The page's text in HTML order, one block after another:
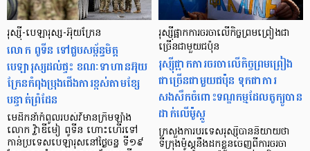
រុស្ស៊ី-បេឡារុស្ស-អ៊ុយក្រែន
លោក ពូទីន ទៅជួបសម្ព័ន្ធមិត្ត
បេឡារុស្សដល់ផ្ទះ ខណៈទាហានអ៊ុយ
ក្រែនកំពុងប្រុងជើងការខ្ពស់តាមខ្សែ
បន្ទាត់ព្រំដែន
មេដឹកនាំកំពូលរបស់វិមានក្រឹមឡាំង
លោក វ្ល៉ាឌីមៀ ពូទីន ហោះហើរទៅ
កាន់ប្រទេសបេឡារុសនៅថ្ងៃចន្ទ ទី១៩
រុស្ស៊ីផ្អាកការចរចាលើកិច្ចព្រមព្រៀងជា
ច្រើនជាមួយជប៉ុន
រុស្ស៊ីផ្អាកការចរចាលើកិច្ចព្រមព្រៀង
ជាច្រើនជាមួយជប៉ុន ទុកជាការ
សងសឹកចំពោះទណ្ឌកម្មដែលតូក្យូបាន
ដាក់លើម៉ូស្កូ
ក្រសួងការបរទេសរុស្ស៊ីបាននិយាយថា
ទីក្រុងម៉ូស្គូនឹងដកខ្លួនចេញពីការចរចា